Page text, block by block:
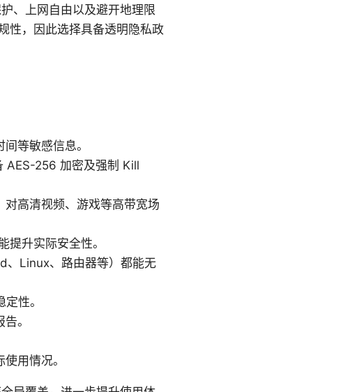
、上网自由以及避开地理限
性，因此选择具备透明隐私政
等敏感信息。
AES-256 加密及强制 Kill
高清视频、游戏等高带宽场
升实际安全性。
、Linux、路由器等）都能无
性。
。
用情况。